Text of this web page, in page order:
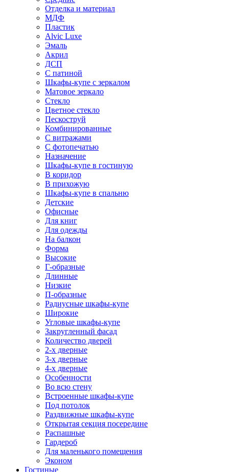
Отделка и материал
МДФ
Пластик
Alvic Luxe
Эмаль
Акрил
ДСП
С патиной
Шкафы-купе с зеркалом
Матовое зеркало
Стекло
Цветное стекло
Пескоструй
Комбинированные
С витражами
С фотопечатью
Назначение
Шкафы-купе в гостиную
В коридор
В прихожую
Шкафы-купе в спальню
Детские
Офисные
Для книг
Для одежды
На балкон
Форма
Высокие
Г-образные
Длинные
Низкие
П-образные
Радиусные шкафы-купе
Широкие
Угловые шкафы-купе
Закругленный фасад
Количество дверей
2-х дверные
3-х дверные
4-х дверные
Особенности
Во всю стену
Встроенные шкафы-купе
Под потолок
Раздвижные шкафы-купе
Открытая секция посередине
Распашные
Гардероб
Для маленького помещения
Эконом
Гостиные